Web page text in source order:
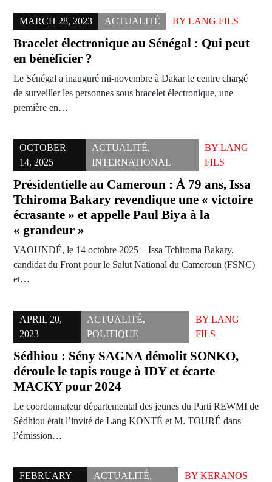
MARCH 28, 2023 ACTUALITÉ BY LANG FILS
Bracelet électronique au Sénégal : Qui peut
en bénéficier ?
Le Sénégal a inauguré mi-novembre à Dakar le centre chargé
de surveiller les personnes sous bracelet électronique, une
première en…
OCTOBER
14, 2025
ACTUALITÉ,
INTERNATIONAL
BYLANG
FILS
Présidentielle au Cameroun : À 79 ans, Issa
Tchiroma Bakary revendique une « victoire
écrasante » et appelle Paul Biya à la
« grandeur »
YAOUNDÉ, le 14 octobre 2025 – Issa Tchiroma Bakary,
candidat du Front pour le Salut National du Cameroun (FSNC)
et…
APRIL 20,
2023
ACTUALITÉ,
POLITIQUE
BYLANG
FILS
Sédhiou : Sény SAGNA démolit SONKO,
déroule le tapis rouge à IDY et écarte
MACKY pour 2024
Le coordonnateur départemental des jeunes du Parti REWMI de
Sédhiou était l’invité de Lang KONTÉ et M. TOURÉ dans
l’émission…
FEBRUARY
ACTUALITÉ,
BY KERANOS